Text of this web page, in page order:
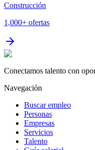
Construcción
1,000+ ofertas
Conectamos talento con
Navegación
Buscar empleo
Personas
Empresas
Servicios
Talento